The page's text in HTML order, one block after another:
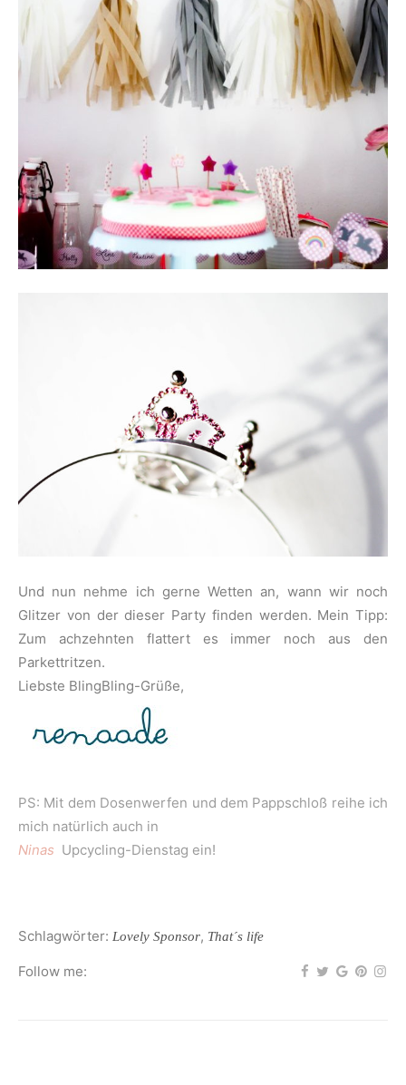
Und nun nehme ich gerne Wetten an, wann wir noch
Glitzer von der dieser Party finden werden. Mein Tipp:
Zum achzehnten flattert es immer noch aus den
Parkettritzen.
Liebste BlingBling-Grüße,
PS: Mit dem Dosenwerfen und dem Pappschloß reihe ich
mich natürlich auch in
Ninas Upcycling-Dienstag ein!
Schlagwörter: Lovely Sponsor, That´s life
Follow me: